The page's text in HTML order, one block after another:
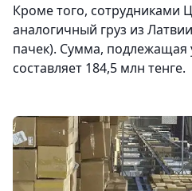
Кроме того, сотрудниками
аналогичный груз из
пачек). Сумма, подлежащая
составляет 184,5 млн тенге.